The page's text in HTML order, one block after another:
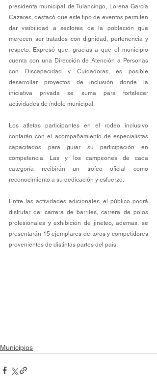
presidenta municipal de Tulancingo, Lorena García
Cazares, destacó que este tipo de eventos permiten
dar visibilidad a sectores de la población que
merecen ser tratados con dignidad, pertenencia y
respeto. Expresó que, gracias a que el municipio
cuenta con una Dirección de Atención a Personas
con Discapacidad y Cuidadoras, es posible
desarrollar proyectos de inclusión donde la
iniciativa privada se suma para fortalecer
actividades de índole municipal.
Los atletas participantes en el rodeo inclusivo
contarán con el acompañamiento de especialistas
capacitados para guiar su participación en
competencia. Las y los campeones de cada
categoría recibirán un trofeo oficial como
reconocimiento a su dedicación y esfuerzo.
Entre las actividades adicionales, el público podrá
disfrutar de: carrera de barriles, carrera de polos
profesionales y exhibición de jineteo, ademas, se
presentarán 15 ejemplares de toros y competidores
provenientes de distintas partes del país.
Municipios